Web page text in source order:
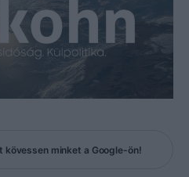
minket a Google-ön!